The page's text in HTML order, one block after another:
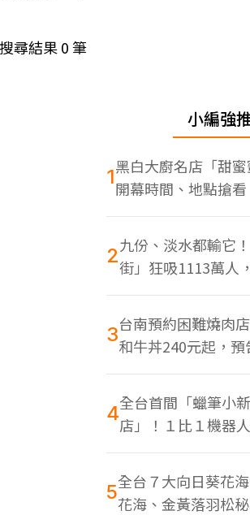
搜尋結果0筆
小編強
1黑白大廚名店「甜蜜
開幕時間、地點搶
蝦
2九份、淡水都輸它
街」狂吸1113萬人
色美食多
3台南預約困難燒肉
和牛丼240元起，
地點曝光
4全台首間「蠟筆小
店」！１比１機器
男，百款周邊買翻
5全台７大向日葵花
花海、金黃落羽松